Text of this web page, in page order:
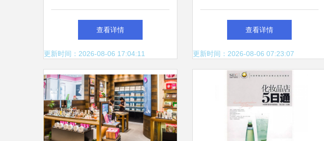
硬件革新驭未来，品牌巨擘解
锁美妆新赛道的科技革命
查看详情
更新时间：2026-08-06 17:04:11
业洗牌下的合规警示录
查看详情
更新时间：2026-08-06 07:23:07